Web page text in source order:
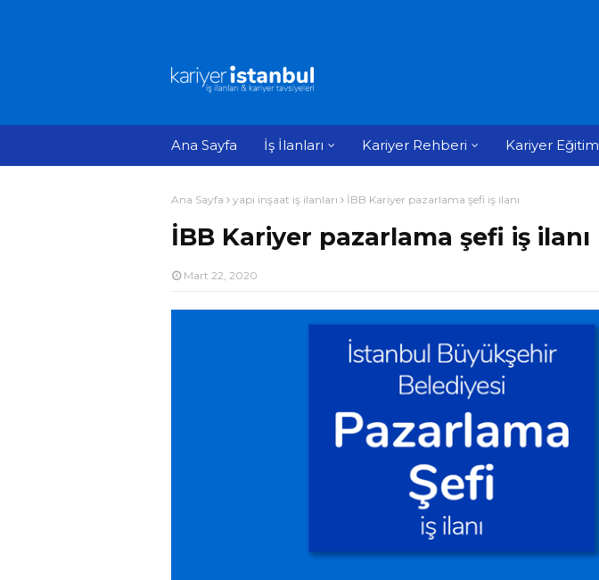
Ana Sayfa İş İlanları Kariyer Rehberi Kariyer Eğitim
Ana Sayfa yapı inşaat iş ilanları İBB Kariyer pazarlama şefi iş ilanı
İBB Kariyer pazarlama şefi iş ilanı
Mart 22, 2020